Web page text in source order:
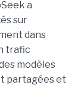
a
sur
dans
trafic
modèles
partagées et